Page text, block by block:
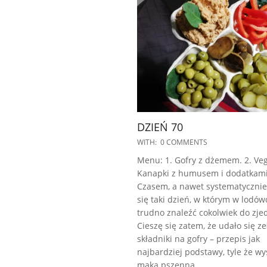
DZIEŃ 70
2023-
02
WITH: 0 COMMENTS
Menu: 1. Gofry z dżemem. 2.
Kanapki z humusem i
Czasem, a nawet
się taki dzień, w którym w
trudno znaleźć cokolwiek do
Cieszę się zatem, że udało się
składniki na gofry – przepis jak
najbardziej podstawy, tyle że